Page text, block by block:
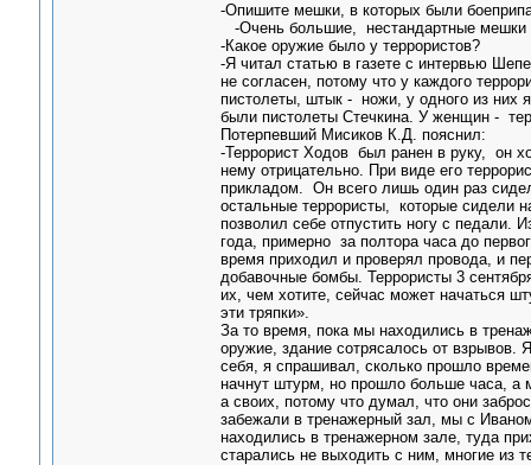
-Опишите мешки, в которых были
-Очень большие, нестандартные мешки
-Какое оружие было у террористов?
-Я читал статью в газете с интервью
не согласен, потому что у каждого
пистолеты, штык - ножи, у одного из них
были пистолеты Стечкина. У женщин -
Потерпевший Мисиков К.Д. пояснил:
-Террорист Ходов был ранен в руку, он
нему отрицательно. При виде его
прикладом. Он всего лишь один раз
остальные террористы, которые сидели
позволил себе отпустить ногу с педали.
года, примерно за полтора часа до
время приходил и проверял провода, и
добавочные бомбы. Террористы 3
их, чем хотите, сейчас может начаться
эти тряпки».
За то время, пока мы находились в
оружие, здание сотрясалось от взрывов.
себя, я спрашивал, сколько прошло
начнут штурм, но прошло больше часа, а
а своих, потому что думал, что они
забежали в тренажерный зал, мы с
находились в тренажерном зале, туда
старались не выходить с ним, многие